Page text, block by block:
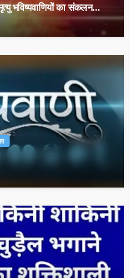
भविष्यवाणियों का संकलन…